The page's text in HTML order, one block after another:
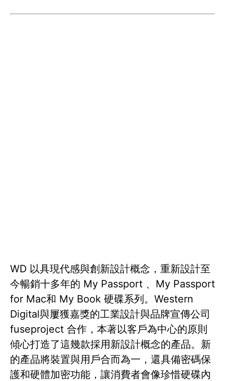
WD 以具現代感與創新設計概念，重新設計至
今暢銷十多年的 My Passport 、My Passport
for Mac和 My Book 硬碟系列。Western
Digital與屢獲嘉獎的工業設計與品牌宣傳公司
fuseproject 合作，本著以客戶為中心的原則
傾心打造了這幾款採用新設計概念的產品。新
的產品將裝置與用戶合而為一，還具備密碼保
護和硬體加密功能，讓消費者會像珍惜硬碟內